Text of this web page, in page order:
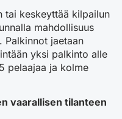
tai keskeyttää kilpailun
mahdollisuus
Palkinnot jaetaan
yksi palkinto alle
pelaajaa ja kolme
vaarallisen tilanteen